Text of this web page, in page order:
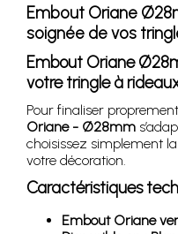
Embout Oriane
soignée de vos
Embout Oriane
votre tringle à
Pour finaliser
Oriane - Ø28mm
choisissez simplement
votre décoration.
Caractéristiques
Embout Oriane